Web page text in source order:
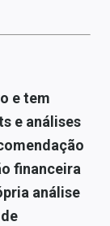
e tem
e análises
financeira
análise